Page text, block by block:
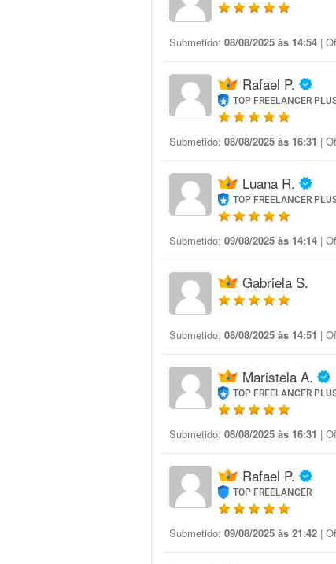
Submetido: 08/08/2025 às 14:54 |
Rafael P.
TOP FREELANCER
Submetido: 08/08/2025 às 16:31 |
Luana R.
TOP FREELANCER
Submetido: 09/08/2025 às 14:14 |
Gabriela S.
Submetido: 08/08/2025 às 14:51 |
Maristela A.
TOP FREELANCER
Submetido: 08/08/2025 às 16:31 |
Rafael P.
TOP FREELANCER
Submetido: 09/08/2025 às 21:42 |